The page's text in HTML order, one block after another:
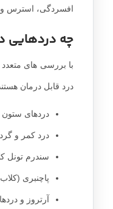
افسردگی، استرس
چه دردهایی
با بررسی های
درد قابل درمان
دردهای
درد کمر و
سندرم تونل
پاچنبری
آرتروز و